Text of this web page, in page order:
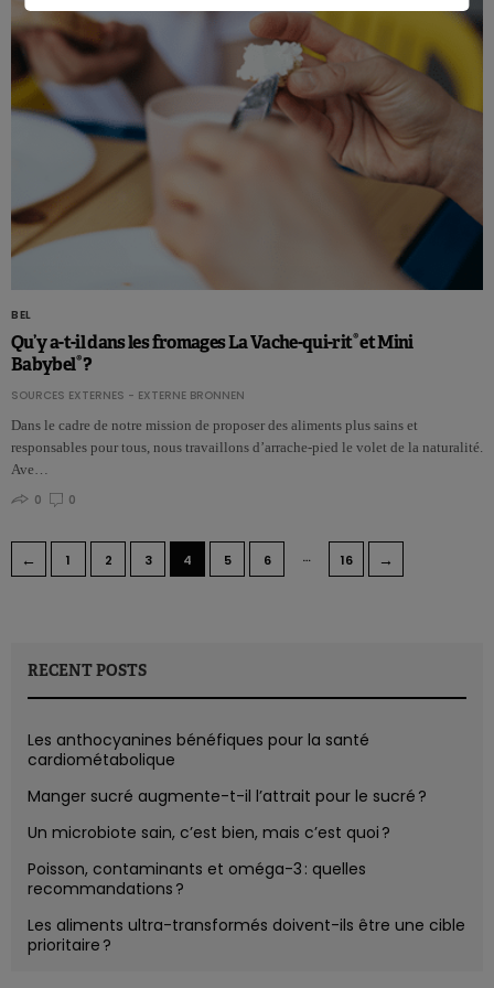
BEL
Qu’y a-t-il dans les fromages La Vache-qui-rit®et Mini
Babybel®?
SOURCES EXTERNES - EXTERNE BRONNEN
Dans le cadre de notre mission de proposer des aliments plus sains et
responsables pour tous, nous travaillons d’arrache-pied le volet de la naturalité.
Ave…
0
0
← 1 2 3 4 5 6 … 16 →
RECENT POSTS
Les anthocyanines bénéfiques pour la santé
cardiométabolique
Manger sucré augmente-t-il l’attrait pour le sucré ?
Un microbiote sain, c’est bien, mais c’est quoi ?
Poisson, contaminants et oméga-3 : quelles
recommandations ?
Les aliments ultra-transformés doivent-ils être une cible
prioritaire ?